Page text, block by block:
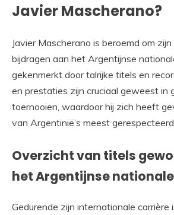
Javier Mascherano?
Javier Mascherano is beroemd om
bijdragen aan het Argentijnse
gekenmerkt door talrijke titels en
en prestaties zijn cruciaal geweest in
toernooien, waardoor hij zich heeft
van Argentinië’s meest
Overzicht van titels
het Argentijnse
Gedurende zijn internationale carrière